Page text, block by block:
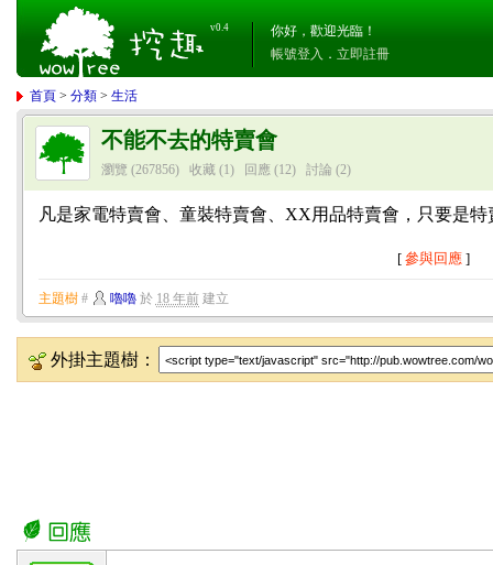
v0.4
你好，歡迎光臨！
帳號登入 ． 立即註冊
首頁 >分類 >生活
不能不去的特賣會
瀏覽 (267856) 收藏 (1) 回應 (12) 討論 (2)
凡是家電特賣會、童裝特賣會、XX用品特賣會，只要是
[ 參與回應]
主題樹 # 嚕嚕於 18 年前建立
外掛主題樹：